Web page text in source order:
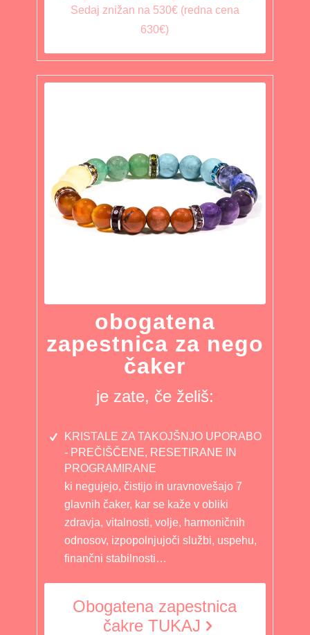
Sedaj znižan na 530€ (redna cena
630€)
obogatena
zapestnica za nego
čaker
je zate, če želiš:
KRISTALE ZA TAKOJŠNJO UPORABO
- PREČIŠČENE, RESETIRANE IN
PROGRAMIRANE
ki negujejo, čistijo in uravnovešajo 7
glavnih čaker, kar se kaže v obliki
zdravja, vitalnosti, volje, harmoničnih
odnosov, izpopolnjujoči službi, uspehu,
finančni stabilnosti…
Obogatena zapestnica
čakre TUKAJ